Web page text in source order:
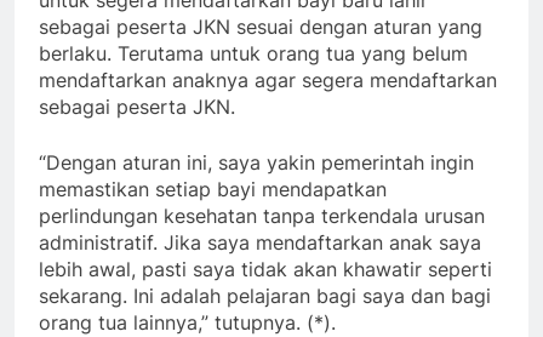
sebagai peserta JKN sesuai dengan aturan yang
berlaku. Terutama untuk orang tua yang belum
mendaftarkan anaknya agar segera mendaftarkan
sebagai peserta JKN.
“Dengan aturan ini, saya yakin pemerintah ingin
memastikan setiap bayi mendapatkan
perlindungan kesehatan tanpa terkendala urusan
administratif. Jika saya mendaftarkan anak saya
lebih awal, pasti saya tidak akan khawatir seperti
sekarang. Ini adalah pelajaran bagi saya dan bagi
orang tua lainnya,” tutupnya. (*).